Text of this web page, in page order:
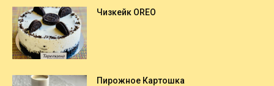
Чизкейк OREO
Пирожное Картошка